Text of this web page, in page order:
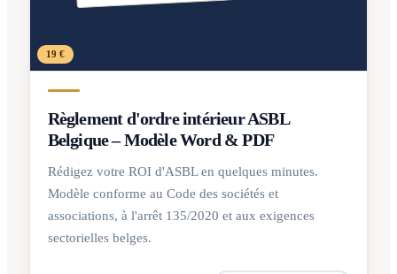
19 €
Règlement d'ordre intérieur ASBL
Belgique – Modèle Word & PDF
Rédigez votre ROI d'ASBL en quelques minutes.
Modèle conforme au Code des sociétés et
associations, à l'arrêt 135/2020 et aux exigences
sectorielles belges.